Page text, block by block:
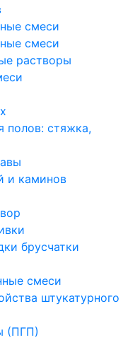
смеси
смеси
растворы
полов: стяжка,
и каминов
брусчатки
смеси
штукатурного
(ПГП)